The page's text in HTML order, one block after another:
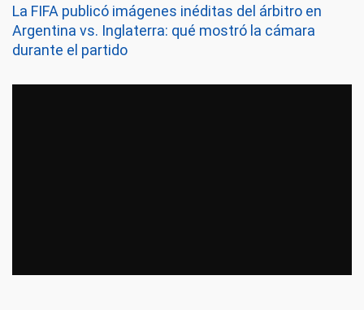
La FIFA publicó imágenes inéditas del árbitro en
Argentina vs. Inglaterra: qué mostró la cámara
durante el partido